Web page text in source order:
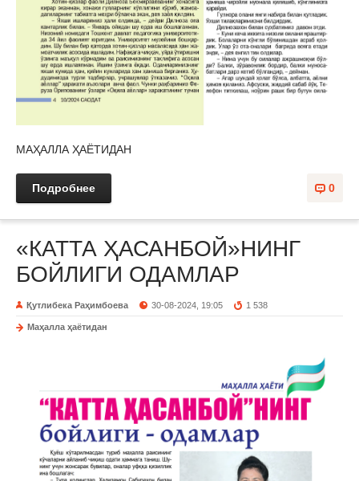
МАҲАЛЛА ҲАЁТИДАН
0
Подробнее
«КАТТА ҲАСАНБОЙ»НИНГ
БОЙЛИГИ ОДАМЛАР
Қутлибека Раҳимбоева 30-08-2024, 19:05 1 538
Маҳалла ҳаётидан